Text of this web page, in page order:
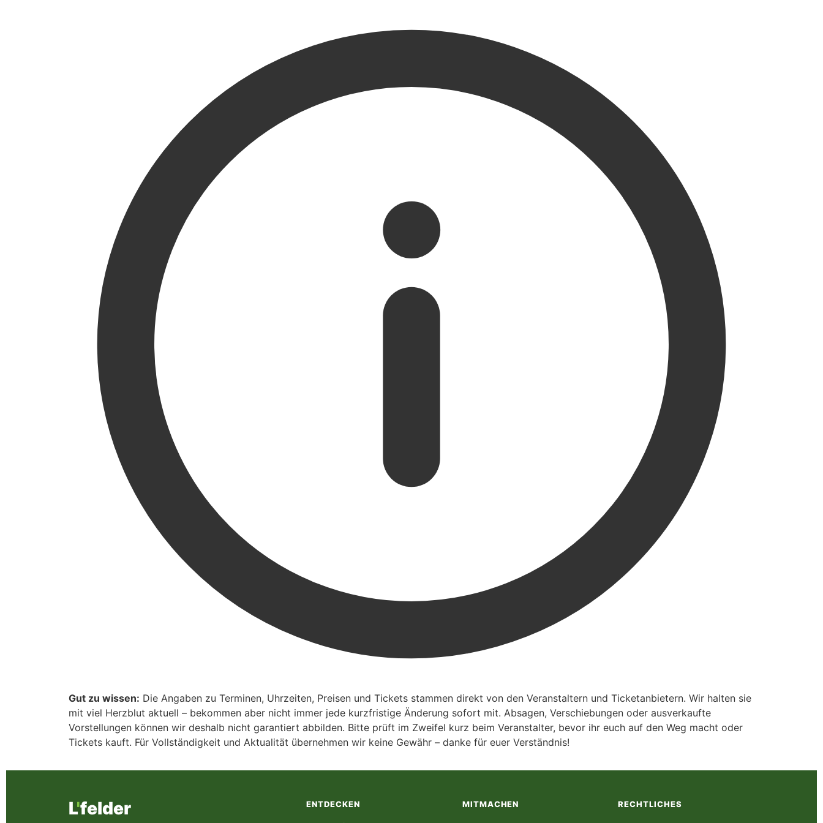
Gut zu wissen: Die Angaben zu Terminen, Uhrzeiten, Preisen und Tickets stammen direkt von den Veranstaltern und Ticketanbietern. Wir halten sie
mit viel Herzblut aktuell – bekommen aber nicht immer jede kurzfristige Änderung sofort mit. Absagen, Verschiebungen oder ausverkaufte
Vorstellungen können wir deshalb nicht garantiert abbilden. Bitte prüft im Zweifel kurz beim Veranstalter, bevor ihr euch auf den Weg macht oder
Tickets kauft. Für Vollständigkeit und Aktualität übernehmen wir keine Gewähr – danke für euer Verständnis!
L'felder ENTDECKEN MITMACHEN RECHTLICHES